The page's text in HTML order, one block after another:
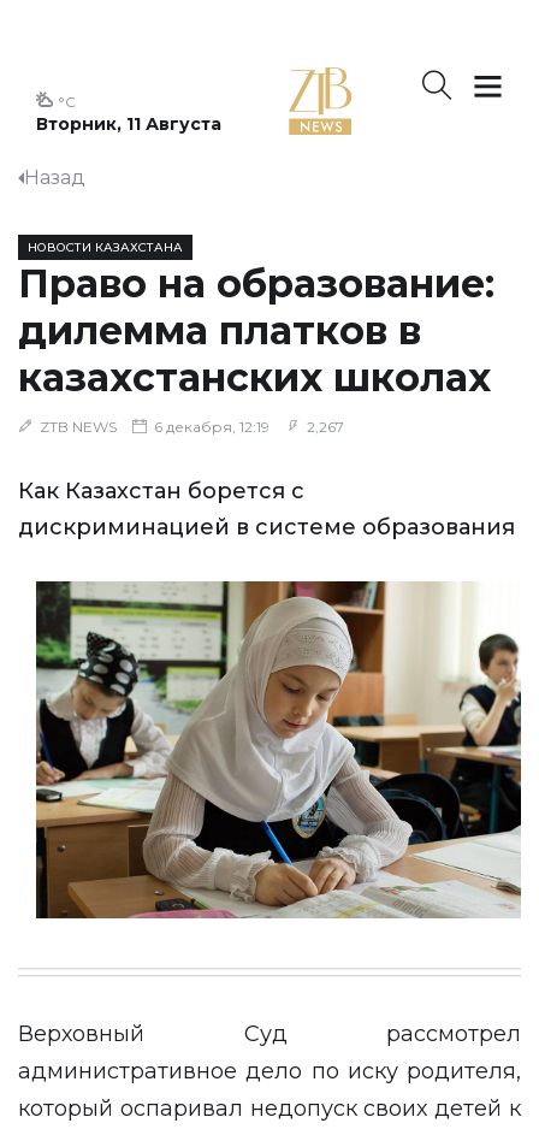
Вторник, 11 Августа
°C
Назад
НОВОСТИ КАЗАХСТАНА
Право на образование:
дилемма платков в
казахстанских школах
ZTB NEWS 6 декабря, 12:19 2,267
Как Казахстан борется с
дискриминацией в системе образования
Верховный Суд рассмотрел
административное дело по иску родителя,
который оспаривал недопуск своих детей к